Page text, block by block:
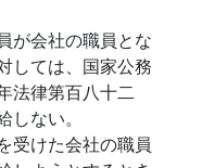
が会社の職員とな
しては、国家公務
法律第百八十二
ない。
受けた会社の職員